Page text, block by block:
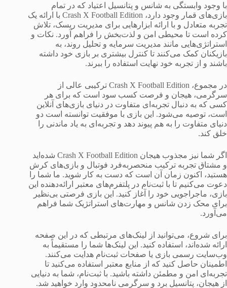
با وجود وابستگی به شانس و پتانسیل اعتیاد که در تمام
بازی‌های قمار وجود دارد، Crash X Football Edition با ارائه یک
تجربه متعادل و با ارائه ابزارهایی برای مدیریت ریسک، تلاش
کرده است تا محیطی امن و لذت‌بخش را فراهم آورد. نکات و
استراتژی‌هایی مانند مدیریت سرمایه و تحلیل روند، به
بازیکنان کمک می‌کنند تا کنترل بیشتری بر بازی خود داشته
باشند و از تجربه خود نهایت استفاده را ببرند.
در مجموع، Crash X Football Edition ترکیبی عالی از
سرگرمی، هیجان و فرصت کسب سود است که برای هر
کسی که به دنبال تجربه‌ای متفاوت در دنیای بازی‌های آنلاین
است، توصیه می‌شود. این بازی با موفقیت توانسته است دو
دنیای متفاوت را به هم پیوند دهد و تجربه‌ای به یاد ماندنی را
خلق کند.
اگر شما نیز مجذوب هیجان Crash X Football Edition شده‌اید
و مشتاق تجربه ترکیب منحصربه‌فرد فوتبال و بازی‌های کرش
هستید، اکنون زمان آن است که دست به کار شوید. ما شما را
دعوت می‌کنیم تا با ثبت‌نام در پلتفرم‌های معتبر ارائه‌دهنده این
بازی، ماجراجویی خود را آغاز کنید. این بازی فرصتی بی‌نظیر
برای محک زدن شانس و مهارت‌های استراتژیک شما فراهم
می‌آورد.
برای شروع، می‌توانید از لینک‌های مرتبطی که در این صفحه
ارائه شده‌اند، استفاده کنید. این لینک‌ها شما را مستقیماً به
وب‌سایت رسمی بازی یا صفحات ثبت‌نام هدایت می‌کنند.
اطمینان حاصل کنید که از منابع معتبر استفاده می‌کنید تا
تجربه‌ای امن و مطمئن داشته باشید. با ثبت‌نام، شما به دنیایی
از هیجان، پتانسیل برد و سرگرمی نامحدود وارد خواهید شد.